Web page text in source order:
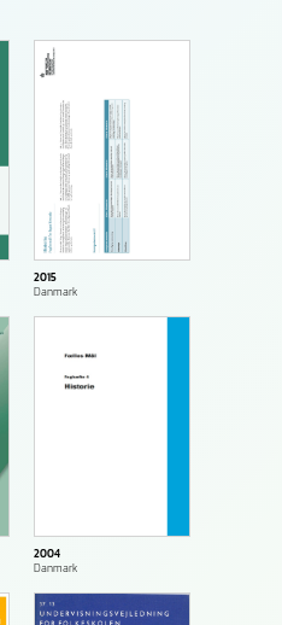
2015
Danmark
2004
Danmark